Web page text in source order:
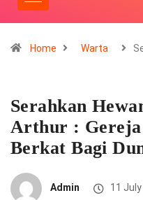
Home Warta
Serahkan
Arthur :
Berkat Bagi
Admin 11